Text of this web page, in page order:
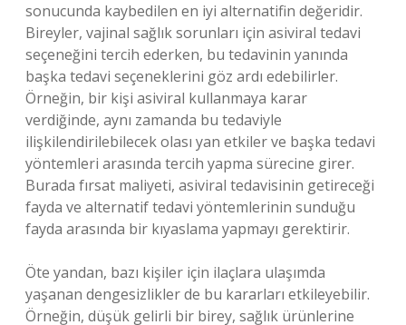
sonucunda kaybedilen en iyi alternatifin değeridir.
Bireyler, vajinal sağlık sorunları için asiviral tedavi
seçeneğini tercih ederken, bu tedavinin yanında
başka tedavi seçeneklerini göz ardı edebilirler.
Örneğin, bir kişi asiviral kullanmaya karar
verdiğinde, aynı zamanda bu tedaviyle
ilişkilendirilebilecek olası yan etkiler ve başka tedavi
yöntemleri arasında tercih yapma sürecine girer.
Burada fırsat maliyeti, asiviral tedavisinin getireceği
fayda ve alternatif tedavi yöntemlerinin sunduğu
fayda arasında bir kıyaslama yapmayı gerektirir.
Öte yandan, bazı kişiler için ilaçlara ulaşımda
yaşanan dengesizlikler de bu kararları etkileyebilir.
Örneğin, düşük gelirli bir birey, sağlık ürünlerine